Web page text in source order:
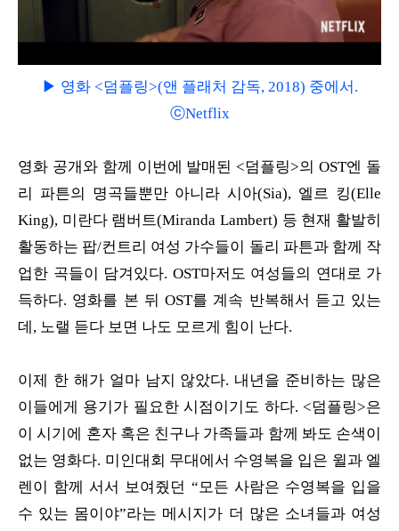
▶ 영화 <덤플링>(앤 플래처 감독, 2018) 중에서.
ⓒNetflix
영화 공개와 함께 이번에 발매된 <덤플링>의 OST엔 돌
리 파튼의 명곡들뿐만 아니라 시아(Sia), 엘르 킹(Elle
King), 미란다 램버트(Miranda Lambert) 등 현재 활발히
활동하는 팝/컨트리 여성 가수들이 돌리 파튼과 함께 작
업한 곡들이 담겨있다. OST마저도 여성들의 연대로 가
득하다. 영화를 본 뒤 OST를 계속 반복해서 듣고 있는
데, 노랠 듣다 보면 나도 모르게 힘이 난다.
이제 한 해가 얼마 남지 않았다. 내년을 준비하는 많은
이들에게 용기가 필요한 시점이기도 하다. <덤플링>은
이 시기에 혼자 혹은 친구나 가족들과 함께 봐도 손색이
없는 영화다. 미인대회 무대에서 수영복을 입은 윌과 엘
렌이 함께 서서 보여줬던 “모든 사람은 수영복을 입을
수 있는 몸이야”라는 메시지가 더 많은 소녀들과 여성